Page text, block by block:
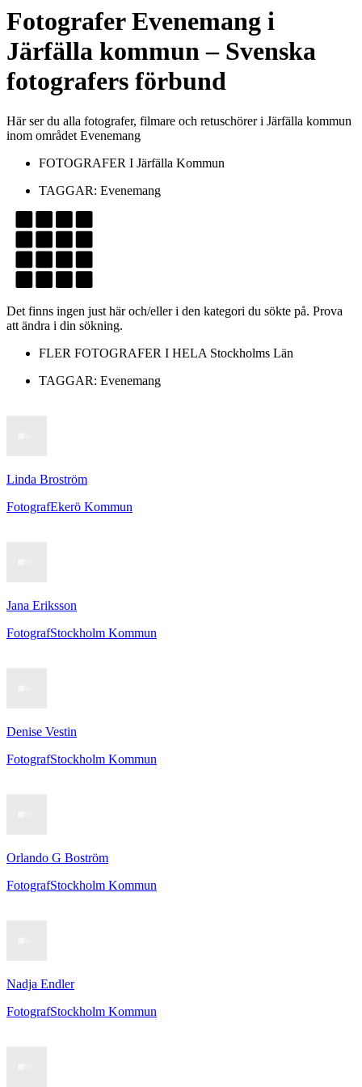
FotograferEvenemang i
Järfälla kommun– Svenska
fotografers förbund
Här ser du alla fotografer, filmare och retuschörer i Järfälla kommun
inom området Evenemang
FOTOGRAFER I Järfälla Kommun
TAGGAR: Evenemang
Det finns ingen just här och/eller i den kategori du sökte på. Prova
att ändra i din sökning.
FLER FOTOGRAFER I HELA Stockholms Län
TAGGAR: Evenemang
Linda Broström
FotografEkerö Kommun
Jana Eriksson
FotografStockholm Kommun
Denise Vestin
FotografStockholm Kommun
Orlando G Boström
FotografStockholm Kommun
Nadja Endler
FotografStockholm Kommun